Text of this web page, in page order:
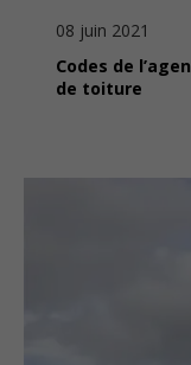
08 juin 2021
Codes de
de toiture